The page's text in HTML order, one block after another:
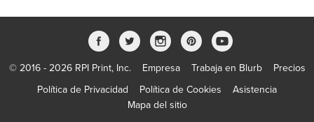
© 2016 - 2026 RPI Print, Inc. Empresa Trabaja en Blurb
Precios
Política de Privacidad
Política de Cookies
Asistencia
Mapa del sitio